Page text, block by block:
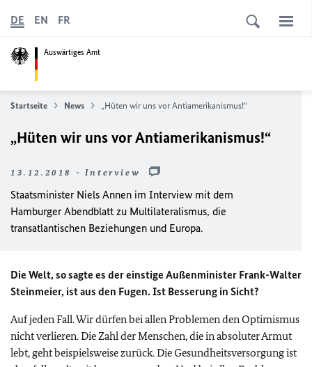
Auswärtiges Amt
DE EN FR
Startseite News „Hüten wir uns vor Antiamerikanismus!“
„Hüten wir uns vor Antiamerikanismus!“
13.12.2018 - Interview
Staatsminister Niels Annen im Interview mit dem
Hamburger Abendblatt zu Multilateralismus, die
transatlantischen Beziehungen und Europa.
Die Welt, so sagte es der einstige Außenminister Frank-Walter
Steinmeier, ist aus den Fugen. Ist Besserung in Sicht?
Auf jeden Fall. Wir dürfen bei allen Problemen den Optimismus
nicht verlieren. Die Zahl der Menschen, die in absoluter Armut
lebt, geht beispielsweise zurück. Die Gesundheitsversorgung ist